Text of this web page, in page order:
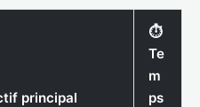
principal
⏱️
Te
m
ps